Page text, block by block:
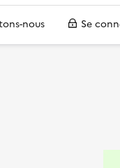
nous Se